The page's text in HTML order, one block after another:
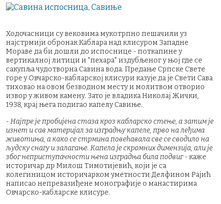
Ходочасници су вековима мукотрпно пешачили уз
најстрмији обронак Каблара над клисуром Западне
Мораве да би дошли до испоснице - поткапине у
вертикалној литици и "пехара" издубљеног у њој где се
сакупља чудотворна Савина вода. Предање Српске Свете
горе у Овчарско-кабларској клисури казује да је Свети Сава
тиховао на овом безводном месту и молитвом отворио
извор у живом камену. Зато је владика Николај Жички,
1938, крај њега подигао капелу Савиње.
-Најпре је пробијена стаза кроз кабларско стење, а затим је
изнет и сав материјал за изградњу капеле, прво на леђима
животиња, а како се стрмина повећавала све се сводило на
људску снагу и залагање. Капела је скромних димензија, али је
због неприступачности њена изградња била подвиг- каже
историчар др Милош Тимотијевић, који је са
колегиницом историчарком уметности Делфином Рајић
написао непревазиђене монографије о манастирима
Овчарско-кабларске клисуре.